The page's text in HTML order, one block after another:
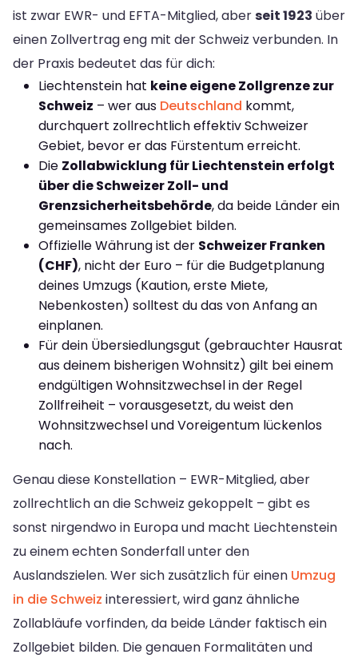
ist zwar EWR- und EFTA-Mitglied, aberseit 1923 über
einen Zollvertrag eng mit der Schweiz verbunden. In
der Praxis bedeutet das für dich:
Liechtenstein hat keine eigene Zollgrenze zur
Schweiz – wer aus Deutschland kommt,
durchquert zollrechtlich effektiv Schweizer
Gebiet, bevor er das Fürstentum erreicht.
Die Zollabwicklung für Liechtenstein erfolgt
über die Schweizer Zoll- und
Grenzsicherheitsbehörde, da beide Länder ein
gemeinsames Zollgebiet bilden.
Offizielle Währung ist der Schweizer Franken
(CHF), nicht der Euro – für die Budgetplanung
deines Umzugs (Kaution, erste Miete,
Nebenkosten) solltest du das von Anfang an
einplanen.
Für dein Übersiedlungsgut (gebrauchter Hausrat
aus deinem bisherigen Wohnsitz) gilt bei einem
endgültigen Wohnsitzwechsel in der Regel
Zollfreiheit – vorausgesetzt, du weist den
Wohnsitzwechsel und Voreigentum lückenlos
nach.
Genau diese Konstellation – EWR-Mitglied, aber
zollrechtlich an die Schweiz gekoppelt – gibt es
sonst nirgendwo in Europa und macht Liechtenstein
zu einem echten Sonderfall unter den
Auslandszielen. Wer sich zusätzlich für einen Umzug
in die Schweiz interessiert, wird ganz ähnliche
Zollabläufe vorfinden, da beide Länder faktisch ein
Zollgebiet bilden. Die genauen Formalitäten und